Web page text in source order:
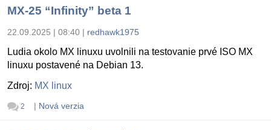
MX-25 “Infinity” beta 1
22.09.2025 | 08:40 | redhawk1975
Ludia okolo MX linuxu uvolnili na testovanie prvé ISO MX
linuxu postavené na Debian 13.
Zdroj: MX linux
2 | Nová verzia